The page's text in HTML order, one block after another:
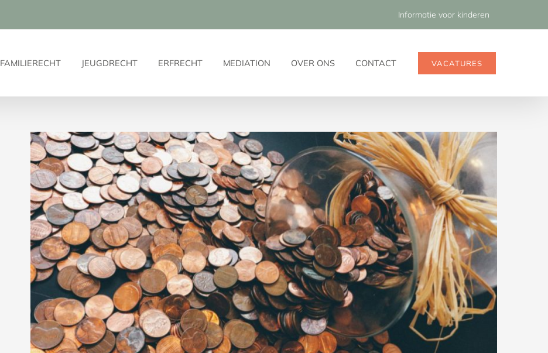
Informatie voor kinderen
FAMILIERECHT JEUGDRECHT ERFRECHT MEDIATION OVER ONS CONTACT VACATURES
Bekijk
grotere
afbeelding